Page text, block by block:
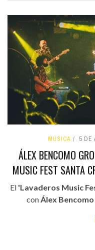
MÚSICA 5 DE
ÁLEX BENCOMO
MUSIC FEST SANTA
El 'Lavaderos Music
conÁlex